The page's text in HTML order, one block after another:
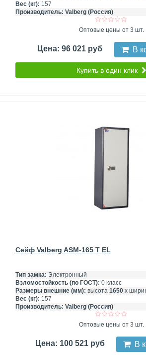
Вес (кг): 157
Производитель: Valberg (Россия)
Оптовые цены от 3 шт.
Цена: 96 021 руб В
Купить в один клик
Сейф Valberg ASM-165 T EL
Тип замка: Электронный
Взломостойкость (по ГОСТ): 0 класс
Размеры внешние (мм): высота 1650 х
Вес (кг): 157
Производитель: Valberg (Россия)
Оптовые цены от 3 шт.
Цена: 100 521 руб В